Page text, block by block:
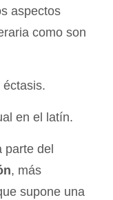
aspectos
como son
éctasis.
en el latín.
parte del
, más
supone una